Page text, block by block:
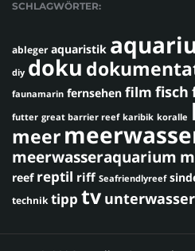
SCHLAGWÖRTER:
ableger aquaristik
diy doku
faunamarin fernsehen film fisch
futter great barrier reef karibik koralle
meer
meerwasseraquarium
reef reptil riff Seafriendlyreef
technik tipp tv unterwasser